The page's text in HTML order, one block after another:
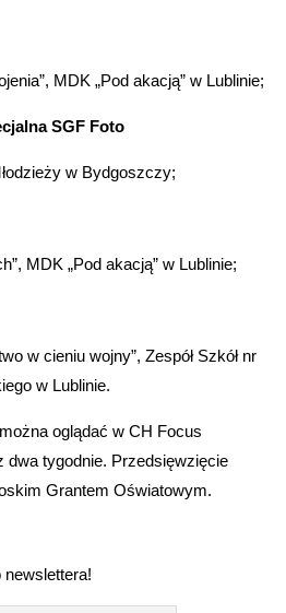
MDK „Pod akacją” w Lublinie;
SGF Foto
w Bydgoszczy;
MDK „Pod akacją” w Lublinie;
w cieniu wojny”, Zespół Szkół nr
w Lublinie.
oglądać w CH Focus
tygodnie. Przedsięwzięcie
Grantem Oświatowym.